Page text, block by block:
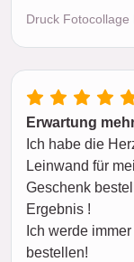
Druck Fotocollage
Erwartung
Ich habe die
Leinwand für
Geschenk
Ergebnis !
Ich werde
bestellen!